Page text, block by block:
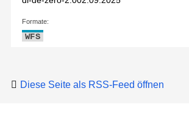
Formate:
WFS
Diese Seite als RSS-Feed öffnen